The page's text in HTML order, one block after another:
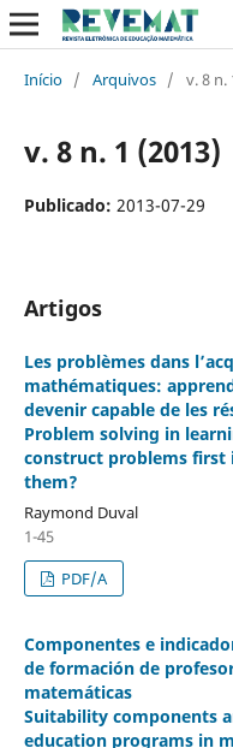
Início / Arquivos / v. 8 n.
v. 8 n. 1 (2013)
Publicado: 2013-07-29
Artigos
Les problèmes dans
mathématiques:
devenir capable de les
Problem solving in
construct problems first
them?
Raymond Duval
1-45
PDF/A
Componentes e
de formación de
matemáticas
Suitability components
education programs in